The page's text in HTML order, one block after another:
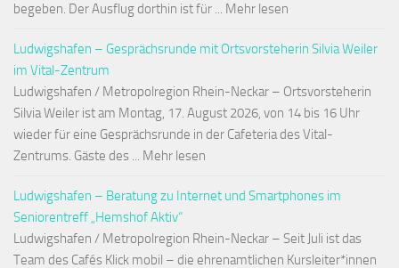
begeben. Der Ausflug dorthin ist für ... Mehr lesen
Ludwigshafen – Gesprächsrunde mit Ortsvorsteherin Silvia Weiler
im Vital-Zentrum
Ludwigshafen / Metropolregion Rhein-Neckar – Ortsvorsteherin
Silvia Weiler ist am Montag, 17. August 2026, von 14 bis 16 Uhr
wieder für eine Gesprächsrunde in der Cafeteria des Vital-
Zentrums. Gäste des ... Mehr lesen
Ludwigshafen – Beratung zu Internet und Smartphones im
Seniorentreff „Hemshof Aktiv“
Ludwigshafen / Metropolregion Rhein-Neckar – Seit Juli ist das
Team des Cafés Klick mobil – die ehrenamtlichen Kursleiter*innen